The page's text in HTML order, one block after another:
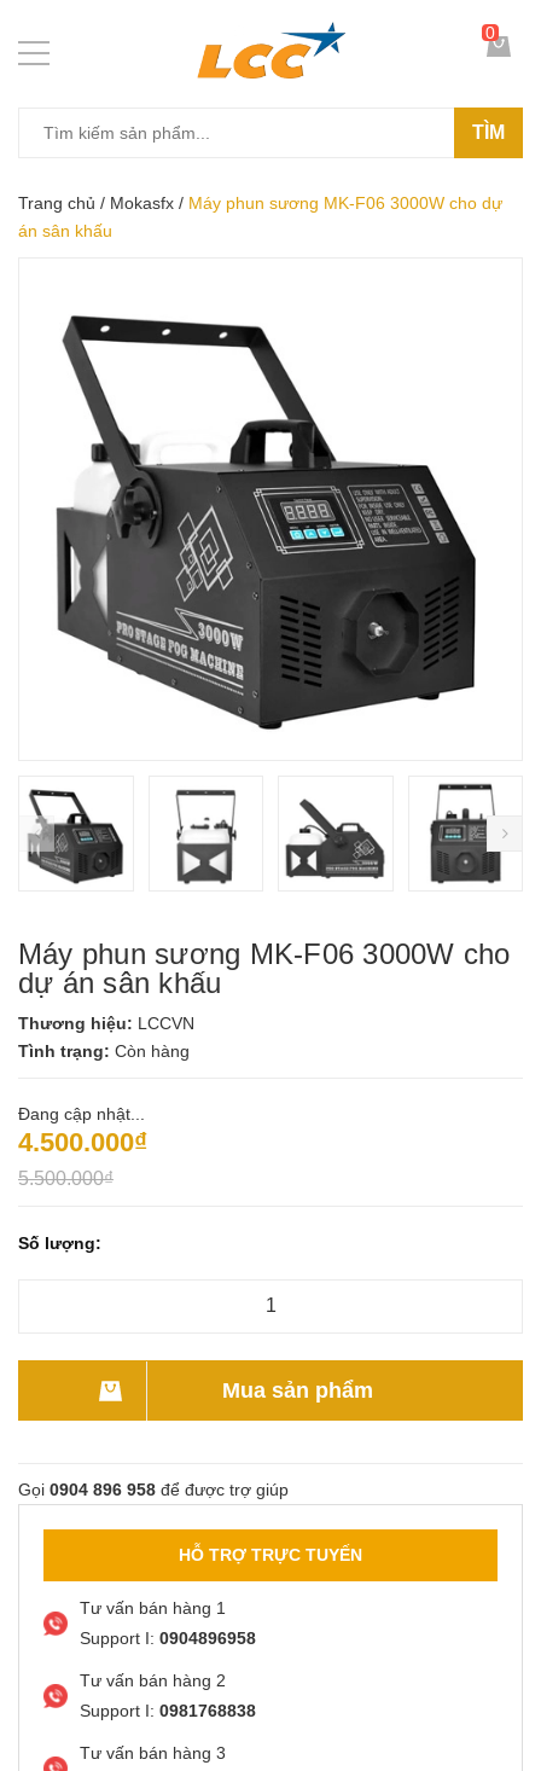
TÌM
0
Trang chủ / Mokasfx / Máy phun sương MK-F06 3000W cho dự
án sân khấu
prev
Máy phun sương MK-F06 3000W cho
dự án sân khấu
Thương hiệu: LCCVN
Tình trạng: Còn hàng
Đang cập nhật...
4.500.000₫
5.500.000₫
Số lượng:
Mua sản phẩm
Gọi 0904 896 958 để được trợ giúp
HỖ TRỢ TRỰC TUYẾN
Tư vấn bán hàng 1
Support I: 0904896958
Tư vấn bán hàng 2
Support I: 0981768838
Tư vấn bán hàng 3